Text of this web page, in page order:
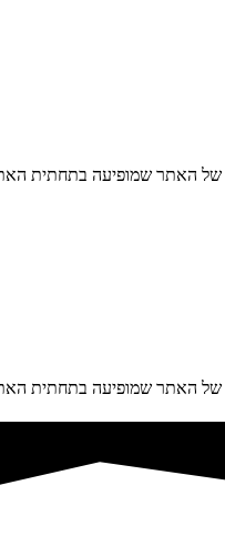
של האתר שמופיעה בתחתית
של האתר שמופיעה בתחתית